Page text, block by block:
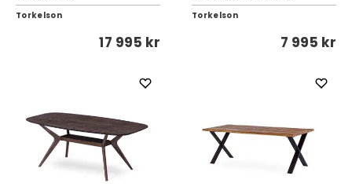
Torkelson
17 995 kr
Torkelson
7 995 kr